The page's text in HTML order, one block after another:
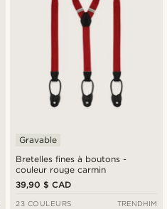
Bretelles fines à boutons -
couleur rouge carmin
Gravable
39,90 $ CAD
23 COULEURS TRENDHIM